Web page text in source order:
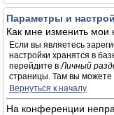
Параметры и
Как мне изменить мои
Если вы являетесь
настройки хранятся в
перейдите вЛичный
страницы. Там вы можете
Вернуться к началу
На конференции